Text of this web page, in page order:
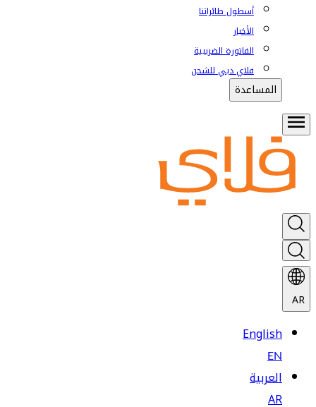
أسطول طائراتنا
الأخبار
الفاتورة الضريبية
فلاي دبي للشحن
المساعدة
AR
English
EN
العربية
AR